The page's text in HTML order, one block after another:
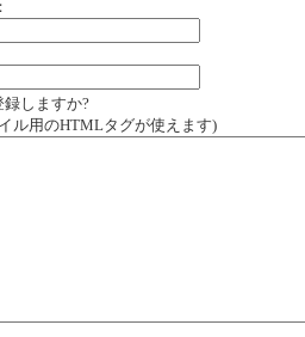
録しますか?
ル用のHTMLタグが使えます)